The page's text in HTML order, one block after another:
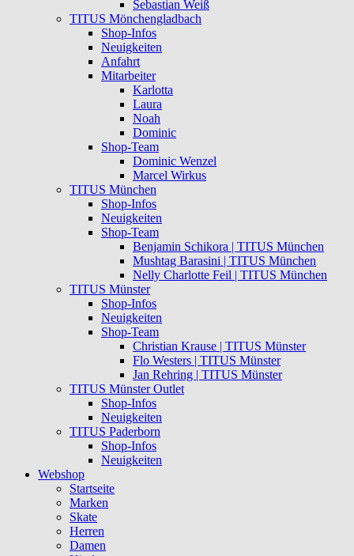
Sebastian Weiß
TITUS Mönchengladbach
Shop-Infos
Neuigkeiten
Anfahrt
Mitarbeiter
Karlotta
Laura
Noah
Dominic
Shop-Team
Dominic Wenzel
Marcel Wirkus
TITUS München
Shop-Infos
Neuigkeiten
Shop-Team
Benjamin Schikora | TITUS München
Mushtag Barasini | TITUS München
Nelly Charlotte Feil | TITUS München
TITUS Münster
Shop-Infos
Neuigkeiten
Shop-Team
Christian Krause | TITUS Münster
Flo Westers | TITUS Münster
Jan Rehring | TITUS Münster
TITUS Münster Outlet
Shop-Infos
Neuigkeiten
TITUS Paderborn
Shop-Infos
Neuigkeiten
Webshop
Startseite
Marken
Skate
Herren
Damen